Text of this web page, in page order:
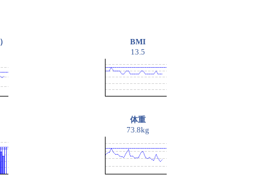
BMI
13.5
体重
73.8kg